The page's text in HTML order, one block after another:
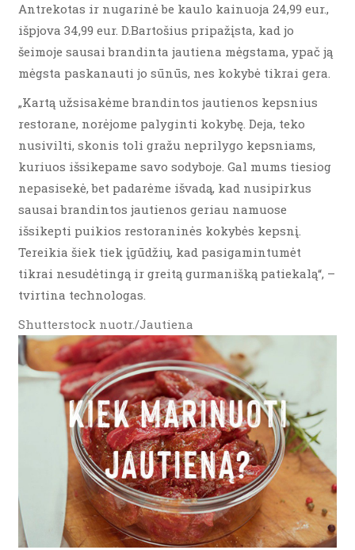
Antrekotas ir nugarinė be kaulo kainuoja 24,99 eur.,
išpjova 34,99 eur. D.Bartošius pripažįsta, kad jo
šeimoje sausai brandinta jautiena mėgstama, ypač ją
mėgsta paskanauti jo sūnūs, nes kokybė tikrai gera.
„Kartą užsisakėme brandintos jautienos kepsnius
restorane, norėjome palyginti kokybę. Deja, teko
nusivilti, skonis toli gražu neprilygo kepsniams,
kuriuos išsikepame savo sodyboje. Gal mums tiesiog
nepasisekė, bet padarėme išvadą, kad nusipirkus
sausai brandintos jautienos geriau namuose
išsikepti puikios restoraninės kokybės kepsnį.
Tereikia šiek tiek įgūdžių, kad pasigamintumėt
tikrai nesudėtingą ir greitą gurmanišką patiekalą“, –
tvirtina technologas.
Shutterstock nuotr./Jautiena